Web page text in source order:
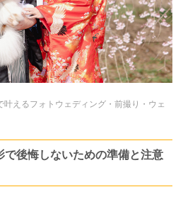
叶えるフォトウェディング・前撮り・ウェ
で後悔しないための準備と注意